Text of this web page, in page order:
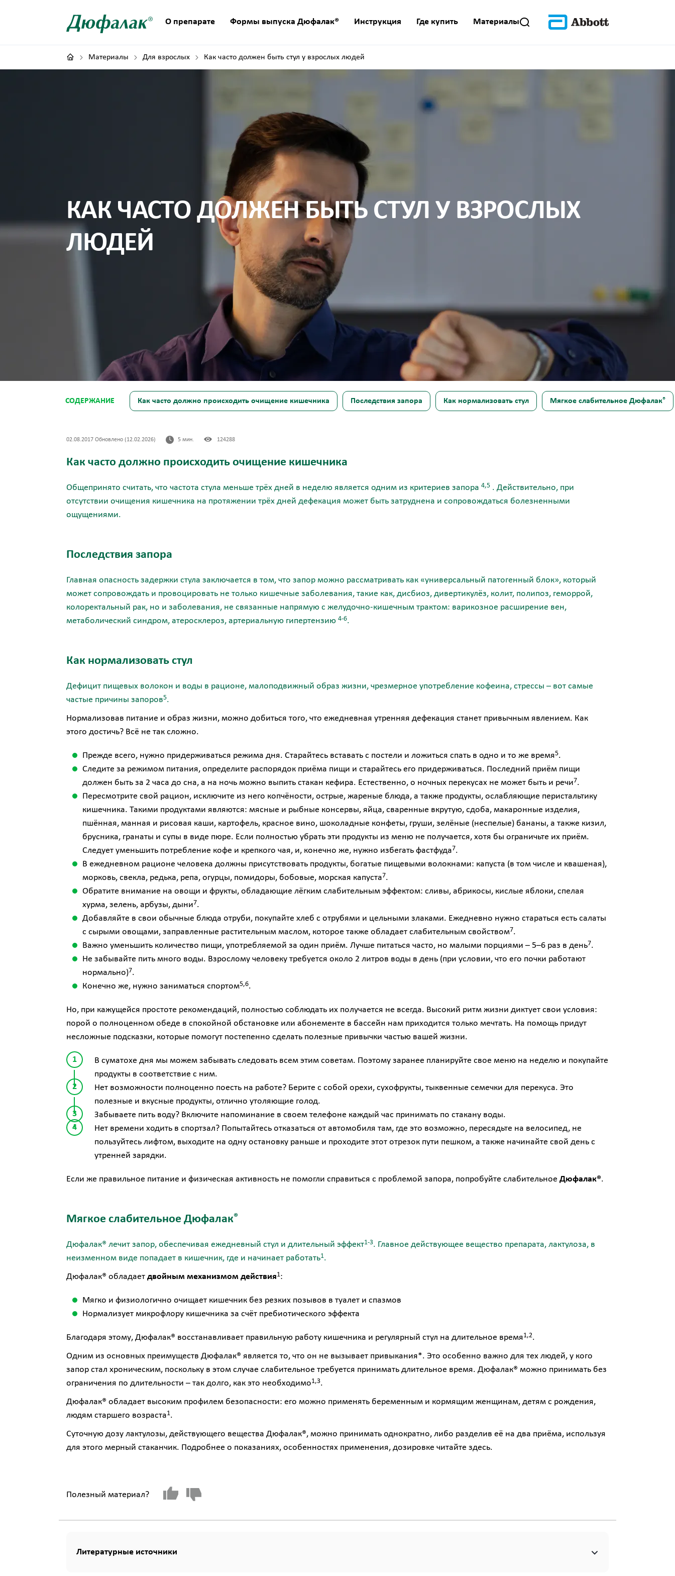
О препарате Формы выпуска Дюфалак® Инструкция Где купить Материалы
Материалы Для взрослых Как часто должен быть стул у взрослых людей
КАК ЧАСТО ДОЛЖЕН БЫТЬ СТУЛ У ВЗРОСЛЫХ
ЛЮДЕЙ
СОДЕРЖАНИЕ Как часто должно происходить очищение кишечника Последствия запора Как нормализовать стул Мягкое слабительное Дюфалак®
02.08.2017 Обновлено (12.02.2026) 5 мин. 124288
Как часто должно происходить очищение кишечника
Общепринято считать, что частота стула меньше трёх дней в неделю является одним из критериев запора 4,5 . Действительно, при
отсутствии очищения кишечника на протяжении трёх дней дефекация может быть затруднена и сопровождаться болезненными
ощущениями.
Последствия запора
Главная опасность задержки стула заключается в том, что запор можно рассматривать как «универсальный патогенный блок», который
может сопровождать и провоцировать не только кишечные заболевания, такие как, дисбиоз, дивертикулёз, колит, полипоз, геморрой,
колоректальный рак, но и заболевания, не связанные напрямую с желудочно-кишечным трактом: варикозное расширение вен,
метаболический синдром, атеросклероз, артериальную гипертензию 4-6.
Как нормализовать стул
Дефицит пищевых волокон и воды в рационе, малоподвижный образ жизни, чрезмерное употребление кофеина, стрессы – вот самые
частые причины запоров5.
Нормализовав питание и образ жизни, можно добиться того, что ежедневная утренняя дефекация станет привычным явлением. Как
этого достичь? Всё не так сложно.
Прежде всего, нужно придерживаться режима дня. Старайтесь вставать с постели и ложиться спать в одно и то же время5.
Следите за режимом питания, определите распорядок приёма пищи и старайтесь его придерживаться. Последний приём пищи
должен быть за 2 часа до сна, а на ночь можно выпить стакан кефира. Естественно, о ночных перекусах не может быть и речи 7.
Пересмотрите свой рацион, исключите из него копчёности, острые, жареные блюда, а также продукты, ослабляющие перистальтику
кишечника. Такими продуктами являются: мясные и рыбные консервы, яйца, сваренные вкрутую, сдоба, макаронные изделия,
пшённая, манная и рисовая каши, картофель, красное вино, шоколадные конфеты, груши, зелёные (неспелые) бананы, а также кизил,
брусника, гранаты и супы в виде пюре. Если полностью убрать эти продукты из меню не получается, хотя бы ограничьте их приём.
Следует уменьшить потребление кофе и крепкого чая, и, конечно же, нужно избегать фастфуда 7.
В ежедневном рационе человека должны присутствовать продукты, богатые пищевыми волокнами: капуста (в том числе и квашеная),
морковь, свекла, редька, репа, огурцы, помидоры, бобовые, морская капуста 7.
Обратите внимание на овощи и фрукты, обладающие лёгким слабительным эффектом: сливы, абрикосы, кислые яблоки, спелая
хурма, зелень, арбузы, дыни 7.
Добавляйте в свои обычные блюда отруби, покупайте хлеб с отрубями и цельными злаками. Ежедневно нужно стараться есть салаты
с сырыми овощами, заправленные растительным маслом, которое также обладает слабительным свойством7.
Важно уменьшить количество пищи, употребляемой за один приём. Лучше питаться часто, но малыми порциями – 5–6 раз в день7.
Не забывайте пить много воды. Взрослому человеку требуется около 2 литров воды в день (при условии, что его почки работают
нормально)7.
Конечно же, нужно заниматься спортом5,6.
Но, при кажущейся простоте рекомендаций, полностью соблюдать их получается не всегда. Высокий ритм жизни диктует свои условия:
порой о полноценном обеде в спокойной обстановке или абонементе в бассейн нам приходится только мечтать. На помощь придут
несложные подсказки, которые помогут постепенно сделать полезные привычки частью вашей жизни.
В суматохе дня мы можем забывать следовать всем этим советам. Поэтому заранее планируйте свое меню на неделю и покупайте
продукты в соответствие с ним.
Нет возможности полноценно поесть на работе? Берите с собой орехи, сухофрукты, тыквенные семечки для перекуса. Это
полезные и вкусные продукты, отлично утоляющие голод.
Забываете пить воду? Включите напоминание в своем телефоне каждый час принимать по стакану воды.
Нет времени ходить в спортзал? Попытайтесь отказаться от автомобиля там, где это возможно, пересядьте на велосипед, не
пользуйтесь лифтом, выходите на одну остановку раньше и проходите этот отрезок пути пешком, а также начинайте свой день с
утренней зарядки.
Если же правильное питание и физическая активность не помогли справиться с проблемой запора, попробуйте слабительное Дюфалак®.
Мягкое слабительное Дюфалак®
Дюфалак® лечит запор, обеспечивая ежедневный стул и длительный эффект1-3. Главное действующее вещество препарата, лактулоза, в
неизменном виде попадает в кишечник, где и начинает работать1.
Дюфалак® обладает двойным механизмом действия1:
Мягко и физиологично очищает кишечник без резких позывов в туалет и спазмов
Нормализует микрофлору кишечника за счёт пребиотического эффекта
Благодаря этому, Дюфалак® восстанавливает правильную работу кишечника и регулярный стул на длительное время1,2.
Одним из основных преимуществ Дюфалак® является то, что он не вызывает привыкания*. Это особенно важно для тех людей, у кого
запор стал хроническим, поскольку в этом случае слабительное требуется принимать длительное время. Дюфалак® можно принимать без
ограничения по длительности – так долго, как это необходимо1,3.
Дюфалак® обладает высоким профилем безопасности: его можно применять беременным и кормящим женщинам, детям с рождения,
людям старшего возраста1.
Суточную дозу лактулозы, действующего вещества Дюфалак®, можно принимать однократно, либо разделив её на два приёма, используя
для этого мерный стаканчик. Подробнее о показаниях, особенностях применения, дозировке читайте здесь.
Полезный материал?
Литературные источники